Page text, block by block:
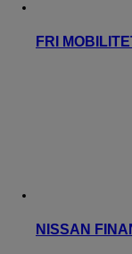
FRI
NISSAN